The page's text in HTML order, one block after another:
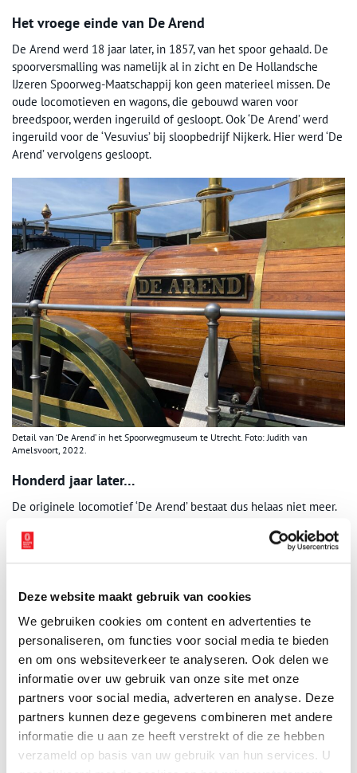
Deze website maakt gebruik van cookies
We gebruiken cookies om content en advertenties te
personaliseren, om functies voor social media te bieden
en om ons websiteverkeer te analyseren. Ook delen we
informatie over uw gebruik van onze site met onze
partners voor social media, adverteren en analyse. Deze
partners kunnen deze gegevens combineren met andere
informatie die u aan ze heeft verstrekt of die ze hebben
verzameld op basis van uw gebruik van hun services. U
Het vroege einde van De Arend
De Arend werd 18 jaar later, in 1857, van het spoor gehaald. De
spoorversmalling was namelijk al in zicht en De Hollandsche
IJzeren Spoorweg-Maatschappij kon geen materieel missen. De
oude locomotieven en wagons, die gebouwd waren voor
breedspoor, werden ingeruild of gesloopt. Ook ‘De Arend’ werd
ingeruild voor de ‘Vesuvius’ bij sloopbedrijf Nijkerk. Hier werd ‘De
Arend’ vervolgens gesloopt.
Detail van ‘De Arend’ in het Spoorwegmuseum te Utrecht. Foto: Judith van
Amelsvoort, 2022.
Honderd jaar later…
De originele locomotief ‘De Arend’ bestaat dus helaas niet meer.
rijvaardige replica met drie rijtuigen nagebouwd. De kopie werd
gemaakt door de Centrale Werkplaats Zwolle ter ere van het
jubileumfeest van de Nederlandse Spoorwegen (NS) duurde van
was bij het Paleis voor Volksvlijt in Amsterdam een breedsporig
ovaal neergelegd, waar de ‘tweede’ Arend rondjes reed. Er
werden in totaal 160.000 passagiers vervoerd en de trein legde
wel 3.000 km af.
Volgens een koperkleurige plaat op de replica weegt de
locomotief 19,3 ton. Het gewicht van de tender is 5,9 ton. De
tender is de wagen achter de locomotief waarin de steenkolen
(of stookolie) en water worden vervoerd. De locomotief kan een